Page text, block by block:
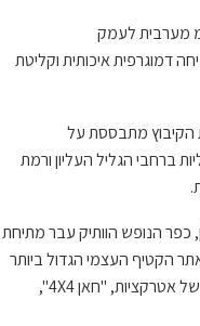
עמק
דמוגרפית איכותית וקליטת
הקיבוץ מתבססת על
ברחבי הגליל העליון ורמת
כפר הנופש הוותיק עבר מתיחת
הקטיף העצמי הגדול ביותר
של אטרקציות, "חאן 4 X
4",